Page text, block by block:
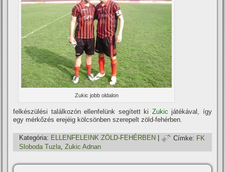
Zukic jobb oldalon
felkészülési találkozón ellenfelünk segí­tett ki Zukic játékával, í­gy
egy mérkőzés erejéig kölcsönben szerepelt zöld-fehérben.
Kategória: ELLENFELEINK ZÖLD-FEHÉRBEN | Címke: FK
Sloboda Tuzla,Zukic Adnan